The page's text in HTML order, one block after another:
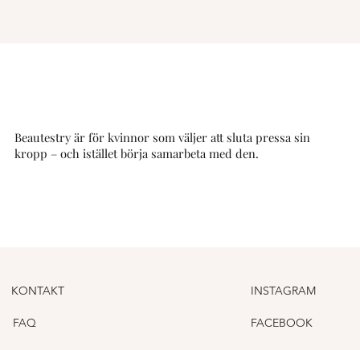
Beautestry är för kvinnor som väljer att sluta pressa sin
kropp – och istället börja samarbeta med den.
KONTAKT
FAQ
INSTAGRAM
FACEBOOK